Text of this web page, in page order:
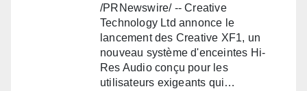
/PRNewswire/ -- Creative
Technology Ltd annonce le
lancement des Creative XF1, un
nouveau système d'enceintes Hi-
Res Audio conçu pour les
utilisateurs exigeants qui…